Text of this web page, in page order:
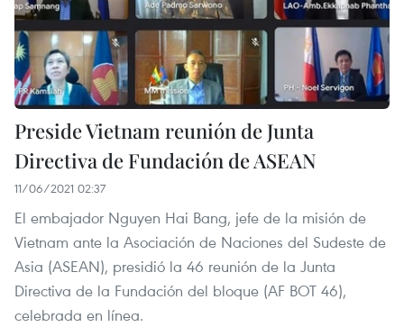
Preside Vietnam reunión de Junta
Directiva de Fundación de ASEAN
11/06/2021 02:37
El embajador Nguyen Hai Bang, jefe de la misión de
Vietnam ante la Asociación de Naciones del Sudeste de
Asia (ASEAN), presidió la 46 reunión de la Junta
Directiva de la Fundación del bloque (AF BOT 46),
celebrada en línea.